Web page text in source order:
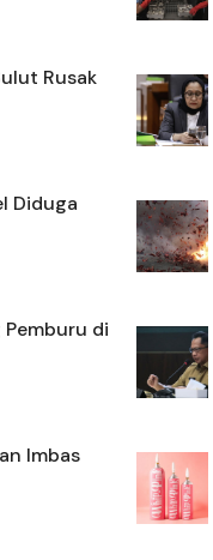
Rusak
Diduga
di
Imbas